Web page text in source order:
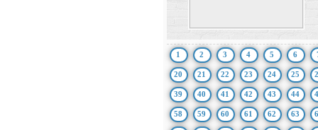
1 2 3 4 5 6
20 21 22 23 24 25
39 40 41 42 43 44
58 59 60 61 62 63